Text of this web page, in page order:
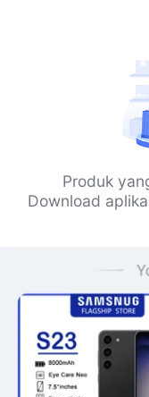
Produk
Download